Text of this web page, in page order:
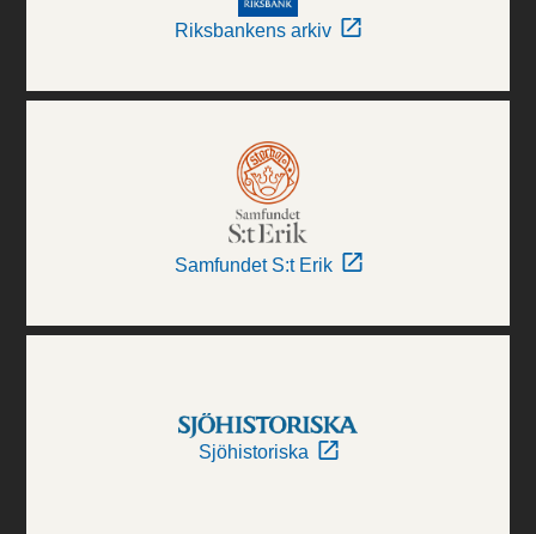
Riksbankens arkiv
Samfundet S:t Erik
Sjöhistoriska